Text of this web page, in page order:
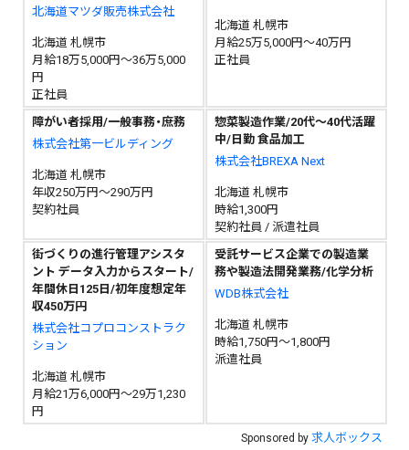
北海道マツダ販売株式会社
北海道 札幌市
月給18万5,000円～36万5,000
円
正社員
北海道 札幌市
月給25万5,000円～40万円
正社員
障がい者採用/一般事務・庶務
株式会社第一ビルディング
北海道 札幌市
年収250万円～290万円
契約社員
惣菜製造作業/20代～40代活躍
中/日勤 食品加工
株式会社BREXA Next
北海道 札幌市
時給1,300円
契約社員 / 派遣社員
街づくりの進行管理アシスタ
ント データ入力からスタート/
年間休日125日/初年度想定年
収450万円
株式会社コプロコンストラク
ション
北海道 札幌市
月給21万6,000円～29万1,230
円
受託サービス企業での製造業
務や製造法開発業務/化学分析
WDB株式会社
北海道 札幌市
時給1,750円～1,800円
派遣社員
Sponsored by 求人ボックス